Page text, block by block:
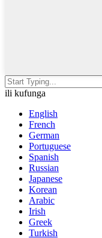
ili kufunga
English
French
German
Portuguese
Spanish
Russian
Japanese
Korean
Arabic
Irish
Greek
Turkish